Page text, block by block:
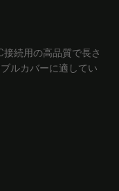
接続用の高品質で長さ
ルカバーに適してい